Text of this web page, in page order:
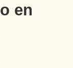
en